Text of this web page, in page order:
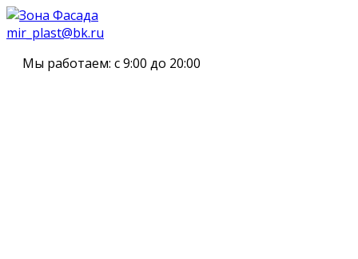
mir_plast@bk.ru
Мы работаем: с 9:00 до 20:00